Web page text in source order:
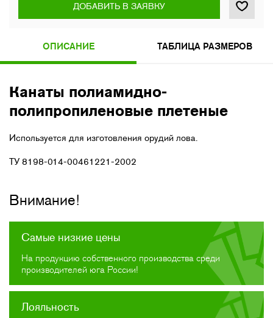
ДОБАВИТЬ В ЗАЯВКУ
ОПИСАНИЕ ТАБЛИЦА РАЗМЕРОВ
Канаты полиамидно-
полипропиленовые плетеные
Используется для изготовления орудий лова.
ТУ 8198-014-00461221-2002
Внимание!
Самые низкие цены
На продукцию собственного производства среди
производителей юга России!
Лояльность